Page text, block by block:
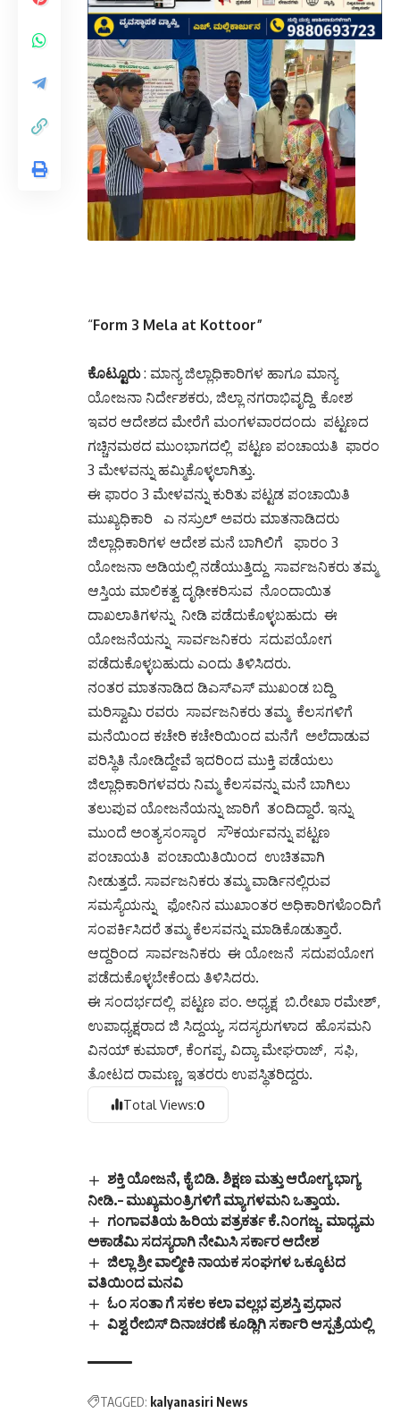
“Form 3 Mela at Kottoor”
ಕೊಟ್ಟೂರು: ಮಾನ್ಯ ಜಿಲ್ಲಾಧಿಕಾರಿಗಳ ಹಾಗೂ ಮಾನ್ಯ
ಯೋಜನಾ ನಿರ್ದೇಶಕರು, ಜಿಲ್ಲಾ ನಗರಾಭಿವೃದ್ದಿ ಕೋಶ
ಇವರ ಆದೇಶದ ಮೇರೆಗೆ ಮಂಗಳವಾರದಂದು ಪಟ್ಟಣದ
ಗಚ್ಚಿನಮಠದ ಮುಂಭಾಗದಲ್ಲಿ ಪಟ್ಟಣ ಪಂಚಾಯತಿ ಫಾರಂ
3 ಮೇಳವನ್ನು ಹಮ್ಮಿಕೊಳ್ಳಲಾಗಿತ್ತು.
ಈ ಫಾರಂ 3 ಮೇಳವನ್ನು ಕುರಿತು ಪಟ್ಟಡ ಪಂಚಾಯಿತಿ
ಮುಖ್ಯಧಿಕಾರಿ ಎ ನಸ್ರುಲ್ ಅವರು ಮಾತನಾಡಿದರು
ಜಿಲ್ಲಾಧಿಕಾರಿಗಳ ಆದೇಶ ಮನೆ ಬಾಗಿಲಿಗೆ ಫಾರಂ 3
ಯೋಜನಾ ಅಡಿಯಲ್ಲಿ ನಡೆಯುತ್ತಿದ್ದು ಸಾರ್ವಜನಿಕರು ತಮ್ಮ
ಆಸ್ತಿಯ ಮಾಲಿಕತ್ವ ದೃಢೀಕರಿಸುವ ನೊಂದಾಯಿತ
ದಾಖಲಾತಿಗಳನ್ನು ನೀಡಿ ಪಡೆದುಕೊಳ್ಳಬಹುದು ಈ
ಯೋಜನೆಯನ್ನು ಸಾರ್ವಜನಿಕರು ಸದುಪಯೋಗ
ಪಡೆದುಕೊಳ್ಳಬಹುದು ಎಂದು ತಿಳಿಸಿದರು.
ನಂತರ ಮಾತನಾಡಿದ ಡಿಎಸ್ಎಸ್ ಮುಖಂಡ ಬದ್ದಿ
ಮರಿಸ್ವಾಮಿ ರವರು ಸಾರ್ವಜನಿಕರು ತಮ್ಮ ಕೆಲಸಗಳಿಗೆ
ಮನೆಯಿಂದ ಕಚೇರಿ ಕಚೇರಿಯಿಂದ ಮನೆಗೆ ಅಲೆದಾಡುವ
ಪರಿಸ್ಥಿತಿ ನೋಡಿದ್ದೇವೆ ಇದರಿಂದ ಮುಕ್ತಿ ಪಡೆಯಲು
ಜಿಲ್ಲಾಧಿಕಾರಿಗಳವರು ನಿಮ್ಮ ಕೆಲಸವನ್ನು ಮನೆ ಬಾಗಿಲು
ತಲುಪುವ ಯೋಜನೆಯನ್ನು ಜಾರಿಗೆ ತಂದಿದ್ದಾರೆ. ಇನ್ನು
ಮುಂದೆ ಅಂತ್ಯಸಂಸ್ಕಾರ ಸೌಕರ್ಯವನ್ನು ಪಟ್ಟಣ
ಪಂಚಾಯತಿ ಪಂಚಾಯಿತಿಯಿಂದ ಉಚಿತವಾಗಿ
ನೀಡುತ್ತದೆ. ಸಾರ್ವಜನಿಕರು ತಮ್ಮ ವಾರ್ಡಿನಲ್ಲಿರುವ
ಸಮಸ್ಯೆಯನ್ನು ಫೋನಿನ ಮುಖಾಂತರ ಅಧಿಕಾರಿಗಳೊಂದಿಗೆ
ಸಂಪರ್ಕಿಸಿದರೆ ತಮ್ಮ ಕೆಲಸವನ್ನು ಮಾಡಿಕೊಡುತ್ತಾರೆ.
ಆದ್ದರಿಂದ ಸಾರ್ವಜನಿಕರು ಈ ಯೋಜನೆ ಸದುಪಯೋಗ
ಪಡೆದುಕೊಳ್ಳಬೇಕೆಂದು ತಿಳಿಸಿದರು.
ಈ ಸಂದರ್ಭದಲ್ಲಿ ಪಟ್ಟಣ ಪಂ. ಅಧ್ಯಕ್ಷ ಬಿ.ರೇಖಾ ರಮೇಶ್,
ಉಪಾಧ್ಯಕ್ಷರಾದ ಜಿ ಸಿದ್ದಯ್ಯ, ಸದಸ್ಯರುಗಳಾದ ಹೊಸಮನಿ
ವಿನಯ್ ಕುಮಾರ್, ಕೆಂಗಪ್ಪ, ವಿದ್ಯಾ ಮೇಘರಾಜ್, ಸಫಿ,
ತೋಟದ ರಾಮಣ್ಣ, ಇತರರು ಉಪಸ್ಥಿತರಿದ್ದರು.
Total Views:0
ಶಕ್ತಿ ಯೋಜನೆ, ಕೈ ಬಿಡಿ. ಶಿಕ್ಷಣ ಮತ್ತು ಆರೋಗ್ಯ ಭಾಗ್ಯ
ನೀಡಿ.– ಮುಖ್ಯಮಂತ್ರಿಗಳಿಗೆ ಮ್ಯಾಗಳಮನಿ ಒತ್ತಾಯ.
ಗಂಗಾವತಿಯ ಹಿರಿಯ ಪತ್ರಕರ್ತ ಕೆ.ನಿಂಗಜ್ಜ. ಮಾಧ್ಯಮ
ಅಕಾಡೆಮಿ ಸದಸ್ಯರಾಗಿ‌ ನೇಮಿಸಿ ಸರ್ಕಾರ ಆದೇಶ
ಜಿಲ್ಲಾ ಶ್ರೀ ವಾಲ್ಮೀಕಿ ನಾಯಕ ಸಂಘಗಳ ಒಕ್ಕೂಟದ
ವತಿಯಿಂದ ಮನವಿ
ಓಂ ಸಂತಾ ಗೆ ಸಕಲ ಕಲಾ ವಲ್ಲಭ ಪ್ರಶಸ್ತಿ ಪ್ರಧಾನ
ವಿಶ್ವ ರೇಬಿಸ್ ದಿನಾಚರಣೆ ಕೂಡ್ಲಿಗಿ ಸರ್ಕಾರಿ ಆಸ್ಪತ್ರೆಯಲ್ಲಿ
TAGGED: kalyanasiri News